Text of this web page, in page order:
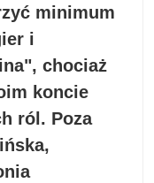
minimum
i
chociaż
koncie
ról. Poza